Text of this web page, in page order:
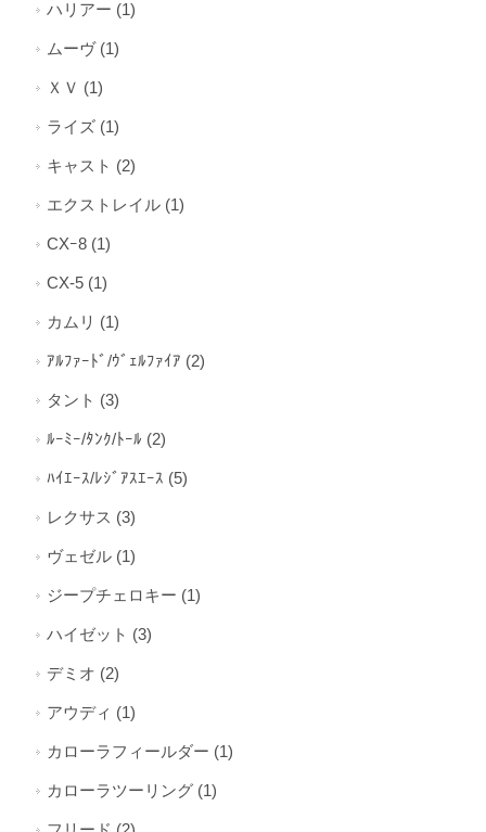
ハリアー (1)
ムーヴ (1)
ＸＶ (1)
ライズ (1)
キャスト (2)
エクストレイル (1)
CXｰ8 (1)
CX-5 (1)
カムリ (1)
ｱﾙﾌｧｰﾄﾞ/ｳﾞｪﾙﾌｧｲｱ (2)
タント (3)
ﾙｰﾐｰ/ﾀﾝｸ/ﾄｰﾙ (2)
ﾊｲｴｰｽ/ﾚｼﾞｱｽｴｰｽ (5)
レクサス (3)
ヴェゼル (1)
ジープチェロキー (1)
ハイゼット (3)
デミオ (2)
アウディ (1)
カローラフィールダー (1)
カローラツーリング (1)